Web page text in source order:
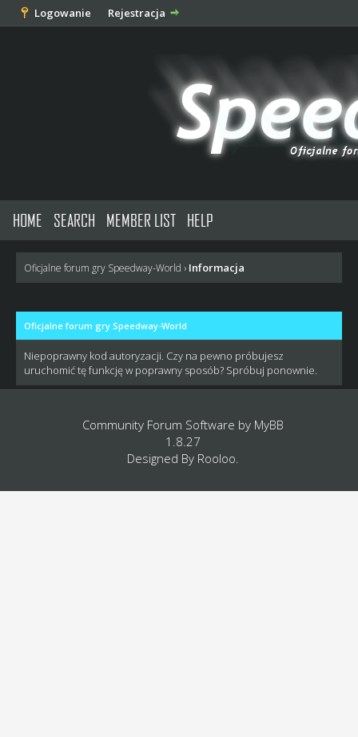
Logowanie Rejestracja
HOME SEARCH MEMBER LIST HELP
Oficjalne forum gry Speedway-World › Informacja
Oficjalne forum gry Speedway-World
Niepoprawny kod autoryzacji. Czy na pewno próbujesz
uruchomić tę funkcję w poprawny sposób? Spróbuj ponownie.
Community Forum Software by MyBB
1.8.27
Designed By Rooloo.